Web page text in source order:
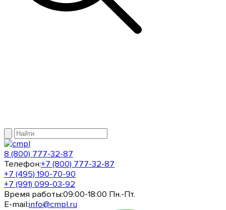
8 (800) 777-32-87
Телефон:+7 (800) 777-32-87
+7 (495) 190-70-90
+7 (991) 099-03-92
Время работы:09:00-18:00 Пн.-Пт.
E-mail:info@cmpl.ru